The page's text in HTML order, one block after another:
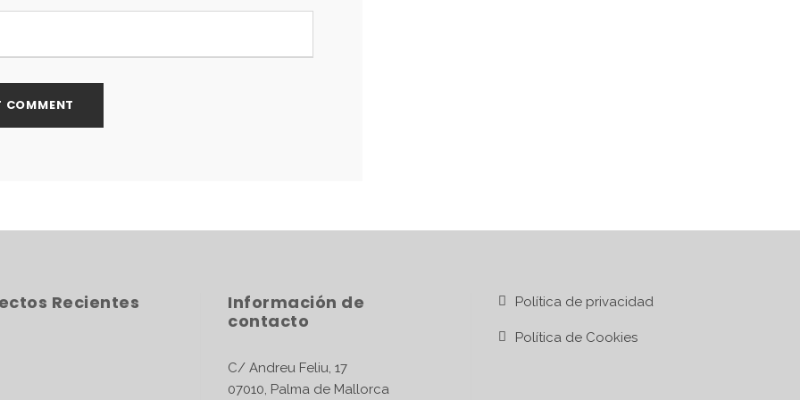
Recientes
Información de
contacto
C/ Andreu Feliu, 17
07010, Palma de Mallorca
Política de privacidad
Política de Cookies